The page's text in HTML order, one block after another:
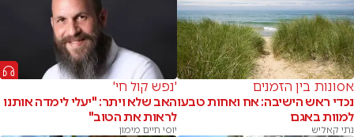
אסונות בין הזמנים
נכדי ראש הישיבה: אח ואחות טבעו
למוות באגם
נתי קאליש
'נפש קול חי'
האב שלא ויתר: "יעלי לימדה אותנו
לראות את הטוב"
יוסי חיים מימון